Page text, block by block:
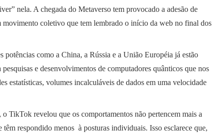
nela. A chegada do Metaverso tem provocado a adesão de
movimento coletivo que tem lembrado o início da web no final dos
potências como a China, a Rússia e a União Européia já estão
e desenvolvimentos de computadores quânticos que nos
estatísticas, volumes incalculáveis de dados em uma velocidade
TikTok revelou que os comportamentos não pertencem mais a
respondido menos à posturas individuais. Isso esclarece que,